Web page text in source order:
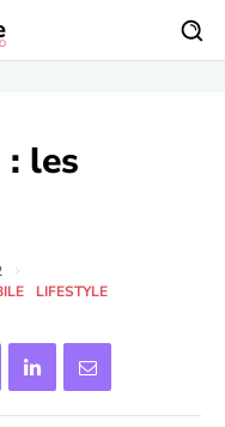
les
LIFESTYLE